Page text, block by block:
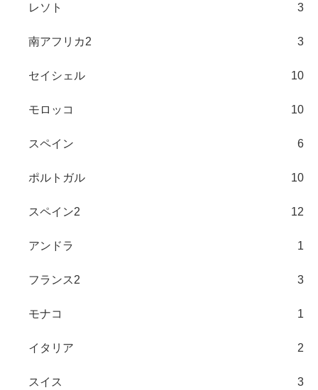
レソト 3
南アフリカ2 3
セイシェル 10
モロッコ 10
スペイン 6
ポルトガル 10
スペイン2 12
アンドラ 1
フランス2 3
モナコ 1
イタリア 2
スイス 3